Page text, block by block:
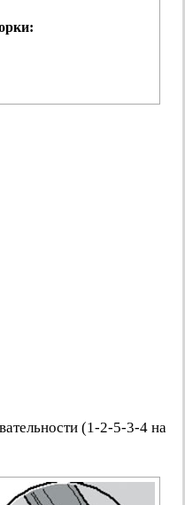
(1-2-5-3-4 на